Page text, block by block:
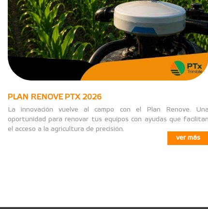
PLAN RENOVE PTX 2026
La innovación vuelve al campo con el Plan Renove. Una
oportunidad para renovar tus equipos con ayudas que facilitan
el acceso a la agricultura de precisión.
ver más